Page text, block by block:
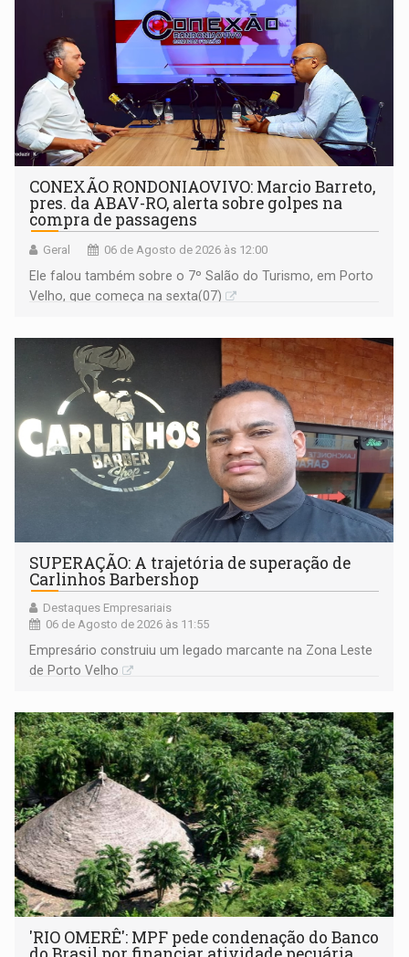
CONEXÃO RONDONIAOVIVO: Marcio Barreto,
pres. da ABAV-RO, alerta sobre golpes na
compra de passagens
Geral 06 de Agosto de 2026 às 12:00
Ele falou também sobre o 7º Salão do Turismo, em Porto
Velho, que começa na sexta(07)
SUPERAÇÃO: A trajetória de superação de
Carlinhos Barbershop
Destaques Empresariais
06 de Agosto de 2026 às 11:55
Empresário construiu um legado marcante na Zona Leste
de Porto Velho
'RIO OMERÊ': MPF pede condenação do Banco